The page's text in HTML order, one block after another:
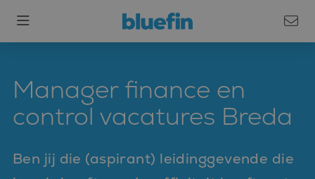
Manager finance en
control vacatures Breda
Ben jij die (aspirant) leidinggevende die